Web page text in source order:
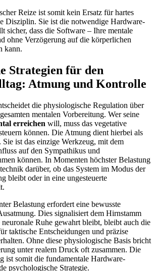
Reize ist somit kein Ersatz für hartes
Disziplin. Sie ist die notwendige Hardware-
sicher, dass die Software – Ihre mentale
ohne Verzögerung auf die körperlichen
kann.
Strategien für den
Atmung und Kontrolle
die physiologische Regulation über
mentalen Vorbereitung. Wer seine
erreichen will, muss das vegetative
können. Die Atmung dient hierbei als
Sie ist das einzige Werkzeug, mit dem
auf den Sympathikus und
können. In Momenten höchster Belastung
darüber, ob das System im Modus der
bleibt oder in eine ungesteuerte
Belastung erfordert eine bewusste
Dies signalisiert dem Hirnstamm
Ruhe gewahrt bleibt, bleibt auch die
taktische Entscheidungen und präzise
Ohne diese physiologische Basis bricht
unter realem Druck oft zusammen. Die
ist somit die fundamentale Hardware-
psychologische Strategie.